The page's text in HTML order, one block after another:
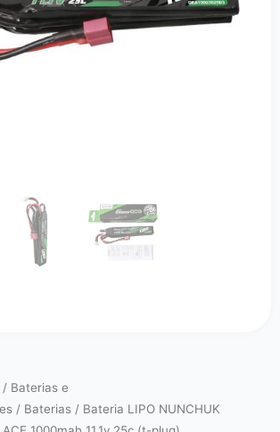
/ Baterias e
/ Baterias / Bateria LIPO NUNCHUK